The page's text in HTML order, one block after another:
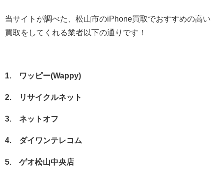
当サイトが調べた、松山市のiPhone買取でおすすめの高い
買取をしてくれる業者以下の通りです！
1. ワッピー(Wappy)
2. リサイクルネット
3. ネットオフ
4. ダイワンテレコム
5. ゲオ松山中央店